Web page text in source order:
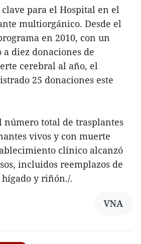
clave para el Hospital en el
multiorgánico. Desde el
en 2010, con un
diez donaciones de
cerebral al año, el
25 donaciones este
número total de trasplantes
vivos y con muerte
clínico alcanzó
incluidos reemplazos de
y riñón./.
VNA